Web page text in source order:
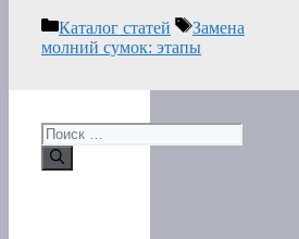
Рубрики
Каталог статей Метки
Замена
молний сумок: этапы
Поиск: